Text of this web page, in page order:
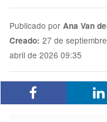
Publicado por Ana Van
Creado: 27 de
abril de 2026 09:35